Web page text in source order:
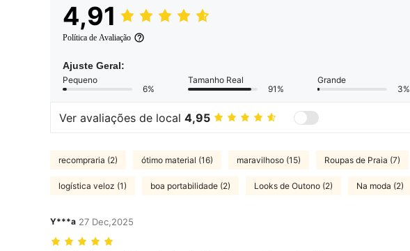
4,91
Política de Avaliação
Ajuste Geral:
Pequeno
6%
Tamanho Real
91%
Grande
3%
Ver avaliações de local 4,95
recompraria (2) ótimo material (16) maravilhoso (15) Roupas de Praia (7)
logística veloz (1) boa portabilidade (2) Looks de Outono (2) Na moda (2)
Y***a 27 Dec,2025